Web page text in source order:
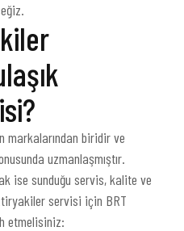
markalarından biridir ve
uzmanlaşmıştır.
ise sunduğu servis, kalite ve
servisi için BRT
etmelisiniz: